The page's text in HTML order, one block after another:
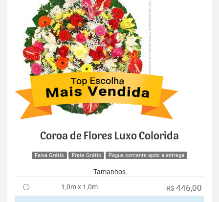
Coroa de Flores Luxo Colorida
Faixa Grátis Frete Grátis Pague somente após a entrega
Tamanhos
1,0m x 1,0m
R$ 446,00